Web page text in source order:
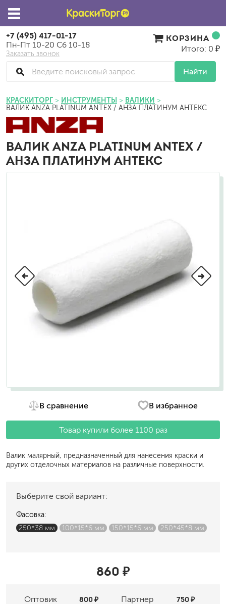
+7 (495) 417-01-17
Пн-Пт 10-20 Сб 10-18
Заказать звонок
Найти
КОРЗИНА
Итого: 0 ₽
КРАСКИТОРГ ИНСТРУМЕНТЫ ВАЛИКИ
ВАЛИК ANZA PLATINUM ANTEX / АНЗА ПЛАТИНУМ АНТЕКС
ВАЛИК ANZA PLATINUM ANTEX /
АНЗА ПЛАТИНУМ АНТЕКС
В сравнение В избранное
Товар купили более 1100 раз
Валик малярный, предназначенный для нанесения краски и
других отделочных материалов на различные поверхности.
Выберите свой вариант:
Фасовка:
250*38 мм
100*15*6 мм 150*15*6 мм 250*45*8 мм
860 ₽
Оптовик Партнер
800 ₽ 750 ₽